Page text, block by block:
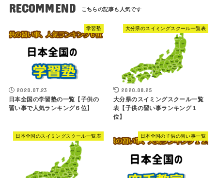
RECOMMEND
学習塾
2020.07.23
日本全国の学習塾の一覧【子供の
習い事で人気ランキング６位】
大分県のスイミングスクール一覧表
2020.08.25
大分県のスイミングスクール一覧
表【子供の習い事ランキング１
位】
日本全国のスイミングスクール一覧表 日本全国の子供の習い事一覧